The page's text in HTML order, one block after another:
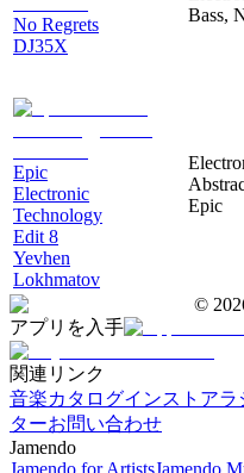
No Regrets
DJ35X
Bass,
Epic
Electronic
Technology
Edit 8
Yevhen
Lokhmatov
Epic
©
アプリを入手
関連リンク
音楽カタログインストアラ
ターお問い合わせ
Jamendo
Jamendo for ArtistsJamendo